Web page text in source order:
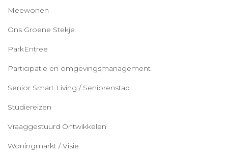
Meewonen
Ons Groene Stekje
ParkEntree
Participatie en omgevingsmanagement
Senior Smart Living / Seniorenstad
Studiereizen
Vraaggestuurd Ontwikkelen
Woningmarkt / Visie